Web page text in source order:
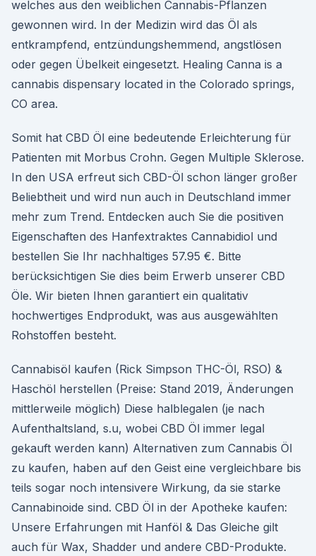
welches aus den weiblichen Cannabis-Pflanzen
gewonnen wird. In der Medizin wird das Öl als
entkrampfend, entzündungshemmend, angstlösen
oder gegen Übelkeit eingesetzt. Healing Canna is a
cannabis dispensary located in the Colorado springs,
CO area.
Somit hat CBD Öl eine bedeutende Erleichterung für
Patienten mit Morbus Crohn. Gegen Multiple Sklerose.
In den USA erfreut sich CBD-Öl schon länger großer
Beliebtheit und wird nun auch in Deutschland immer
mehr zum Trend. Entdecken auch Sie die positiven
Eigenschaften des Hanfextraktes Cannabidiol und
bestellen Sie Ihr nachhaltiges 57.95 €. Bitte
berücksichtigen Sie dies beim Erwerb unserer CBD
Öle. Wir bieten Ihnen garantiert ein qualitativ
hochwertiges Endprodukt, was aus ausgewählten
Rohstoffen besteht.
Cannabisöl kaufen (Rick Simpson THC-Öl, RSO) &
Haschöl herstellen (Preise: Stand 2019, Änderungen
mittlerweile möglich) Diese halblegalen (je nach
Aufenthaltsland, s.u, wobei CBD Öl immer legal
gekauft werden kann) Alternativen zum Cannabis Öl
zu kaufen, haben auf den Geist eine vergleichbare bis
teils sogar noch intensivere Wirkung, da sie starke
Cannabinoide sind. CBD Öl in der Apotheke kaufen:
Unsere Erfahrungen mit Hanföl & Das Gleiche gilt
auch für Wax, Shadder und andere CBD-Produkte.